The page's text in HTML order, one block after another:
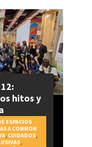
hitos y
a la
ESPACIOS
A COMMON
, CUIDADOS,
,